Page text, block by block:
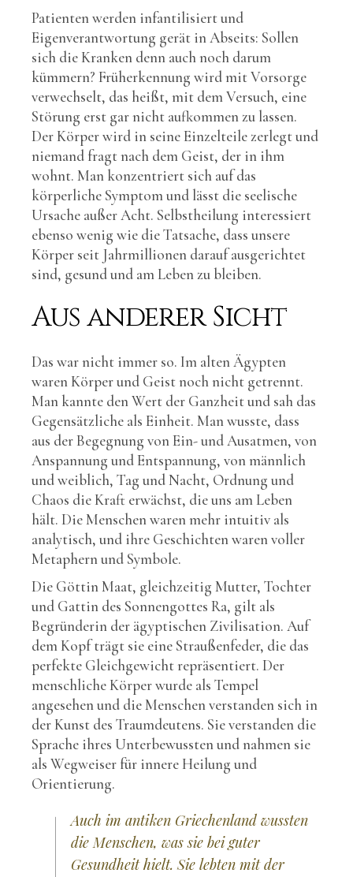
Patienten werden infantilisiert und
Eigenverantwortung gerät in Abseits: Sollen
sich die Kranken denn auch noch darum
kümmern? Früherkennung wird mit Vorsorge
verwechselt, das heißt, mit dem Versuch, eine
Störung erst gar nicht aufkommen zu lassen.
Der Körper wird in seine Einzelteile zerlegt und
niemand fragt nach dem Geist, der in ihm
wohnt. Man konzentriert sich auf das
körperliche Symptom und lässt die seelische
Ursache außer Acht. Selbstheilung interessiert
ebenso wenig wie die Tatsache, dass unsere
Körper seit Jahrmillionen darauf ausgerichtet
sind, gesund und am Leben zu bleiben.
Aus anderer Sicht
Das war nicht immer so. Im alten Ägypten
waren Körper und Geist noch nicht getrennt.
Man kannte den Wert der Ganzheit und sah das
Gegensätzliche als Einheit. Man wusste, dass
aus der Begegnung von Ein- und Ausatmen, von
Anspannung und Entspannung, von männlich
und weiblich, Tag und Nacht, Ordnung und
Chaos die Kraft erwächst, die uns am Leben
hält. Die Menschen waren mehr intuitiv als
analytisch, und ihre Geschichten waren voller
Metaphern und Symbole.
Die Göttin Maat, gleichzeitig Mutter, Tochter
und Gattin des Sonnengottes Ra, gilt als
Begründerin der ägyptischen Zivilisation. Auf
dem Kopf trägt sie eine Straußenfeder, die das
perfekte Gleichgewicht repräsentiert. Der
menschliche Körper wurde als Tempel
angesehen und die Menschen verstanden sich in
der Kunst des Traumdeutens. Sie verstanden die
Sprache ihres Unterbewussten und nahmen sie
als Wegweiser für innere Heilung und
Orientierung.
Auch im antiken Griechenland wussten
die Menschen, was sie bei guter
Gesundheit hielt. Sie lebten mit der